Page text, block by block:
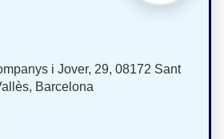
i Jover, 29, 08172 Sant
Barcelona